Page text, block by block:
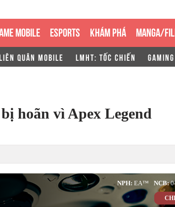
MOBILE ESPORTS KHÁM PHÁ MANGA/
QUÂN MOBILE LMHT: TỐC CHIẾN
hoãn vì Apex Legend
NCB:
EA™
NPH: